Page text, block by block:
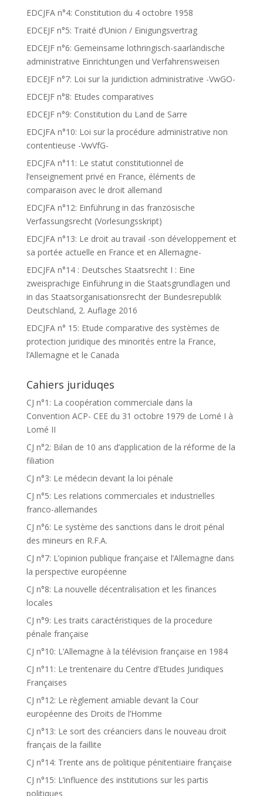
EDCJFA n°4: Constitution du 4 octobre 1958
EDCEJF n°5: Traité d’Union / Einigungsvertrag
EDCEJF n°6: Gemeinsame lothringisch-saarländische
administrative Einrichtungen und Verfahrensweisen
EDCEJF n°7: Loi sur la juridiction administrative -VwGO-
EDCEJF n°8: Etudes comparatives
EDCEJF n°9: Constitution du Land de Sarre
EDCJFA n°10: Loi sur la procédure administrative non
contentieuse -VwVfG-
EDCJFA n°11: Le statut constitutionnel de
l’enseignement privé en France, éléments de
comparaison avec le droit allemand
EDCJFA n°12: Einführung in das französische
Verfassungsrecht (Vorlesungsskript)
EDCJFA n°13: Le droit au travail -son développement et
sa portée actuelle en France et en Allemagne-
EDCJFA n°14 : Deutsches Staatsrecht I : Eine
zweisprachige Einführung in die Staatsgrundlagen und
in das Staatsorganisationsrecht der Bundesrepublik
Deutschland, 2. Auflage 2016
EDCJFA n° 15: Etude comparative des systèmes de
protection juridique des minorités entre la France,
l’Allemagne et le Canada
Cahiers juriduqes
CJ n°1: La coopération commerciale dans la
Convention ACP- CEE du 31 octobre 1979 de Lomé I à
Lomé II
CJ n°2: Bilan de 10 ans d’application de la réforme de la
filiation
CJ n°3: Le médecin devant la loi pénale
CJ n°5: Les relations commerciales et industrielles
franco-allemandes
CJ n°6: Le système des sanctions dans le droit pénal
des mineurs en R.F.A.
CJ n°7: L’opinion publique française et l’Allemagne dans
la perspective européenne
CJ n°8: La nouvelle décentralisation et les finances
locales
CJ n°9: Les traits caractéristiques de la procedure
pénale française
CJ n°10: L’Allemagne à la télévision française en 1984
CJ n°11: Le trentenaire du Centre d’Etudes Juridiques
Françaises
CJ n°12: Le règlement amiable devant la Cour
européenne des Droits de l’Homme
CJ n°13: Le sort des créanciers dans le nouveau droit
français de la faillite
CJ n°14: Trente ans de politique pénitentiaire française
CJ n°15: L’influence des institutions sur les partis
politiques